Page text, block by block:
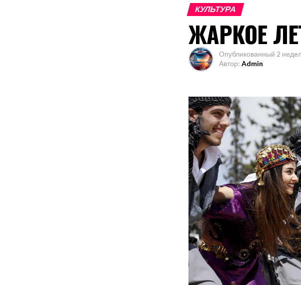
КУЛЬТУРА
ЖАРКОЕ
Опубликованный 2
Автор: Admin